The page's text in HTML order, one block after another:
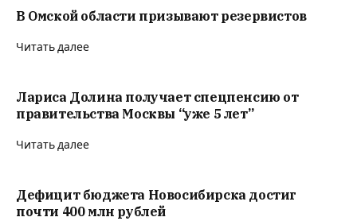
В Омской области призывают резервистов
Читать далее
Лариса Долина получает спецпенсию от
правительства Москвы “уже 5 лет”
Читать далее
Дефицит бюджета Новосибирска достиг
почти 400 млн рублей